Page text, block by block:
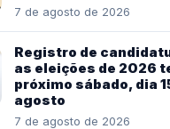
7 de agosto de 2026
Registro de
as eleições de 2026
próximo sábado, dia
agosto
7 de agosto de 2026